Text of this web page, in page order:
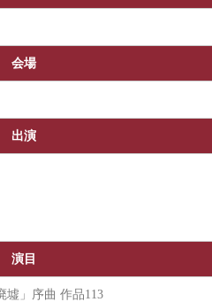
会場
出演
演目
墟」序曲 作品113